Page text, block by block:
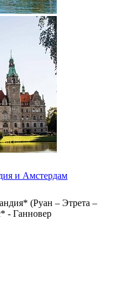
и Амстердам
(Руан – Этрета –
- Ганновер